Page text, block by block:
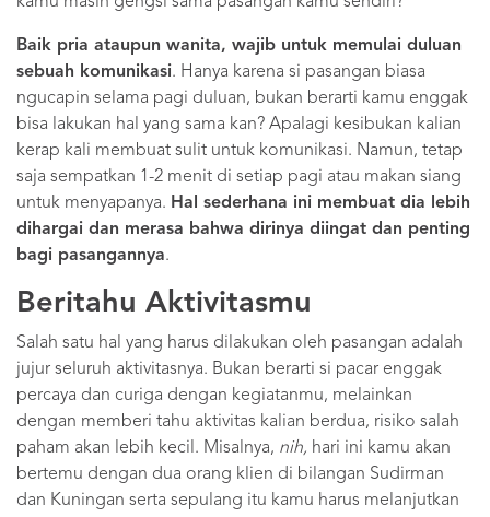
Baik pria ataupun wanita, wajib untuk memulai duluan
sebuah komunikasi. Hanya karena si pasangan biasa
ngucapin selama pagi duluan, bukan berarti kamu enggak
bisa lakukan hal yang sama kan? Apalagi kesibukan kalian
kerap kali membuat sulit untuk komunikasi. Namun, tetap
saja sempatkan 1-2 menit di setiap pagi atau makan siang
untuk menyapanya. Hal sederhana ini membuat dia lebih
dihargai dan merasa bahwa dirinya diingat dan penting
bagi pasangannya.
Beritahu Aktivitasmu
Salah satu hal yang harus dilakukan oleh pasangan adalah
jujur seluruh aktivitasnya. Bukan berarti si pacar enggak
percaya dan curiga dengan kegiatanmu, melainkan
dengan memberi tahu aktivitas kalian berdua, risiko salah
paham akan lebih kecil. Misalnya, nih, hari ini kamu akan
bertemu dengan dua orang klien di bilangan Sudirman
dan Kuningan serta sepulang itu kamu harus melanjutkan